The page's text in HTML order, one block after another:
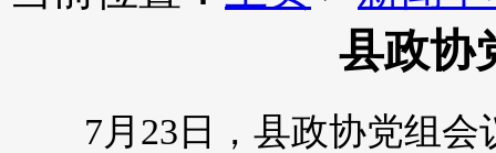
县政协
7月23日，县政协党组会